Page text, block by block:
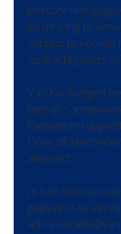
persoonlijke
inschrijving te
contact te komen
opdrachtgevers
Van Kinsbergen
termijn
toestemming
Door dit
akkoord.
Je kan ons op
gegevens te